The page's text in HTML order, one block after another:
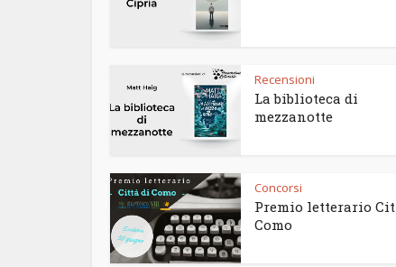
Recensioni
La biblioteca di
mezzanotte
Concorsi
Premio letterario
Como